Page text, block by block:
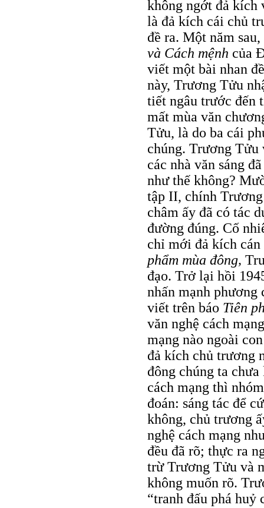
không ngớt đả kích
là đả kích cái chủ
đề ra. Một năm
và Cách mệnh của
viết một bài nhan
này, Trương Tửu
tiết ngâu trước đến
mất mùa văn
Tửu, là do ba cái
chúng. Trương
các nhà văn sáng
như thế không?
tập II, chính
châm ấy đã có tác
đường đúng. Cố
chỉ mới đả kích
phẩm mùa đông,
đạo. Trở lại hồi
nhấn mạnh
viết trên báo Tiên
văn nghệ cách
mạng nào ngoài
đả kích chủ trương
đông chúng ta
cách mạng thì
đoán: sáng tác để
không, chủ trương
nghệ cách mạng
đều đã rõ; thực ra
trừ Trương Tửu và
không muốn rõ.
“tranh đấu phá huỷ